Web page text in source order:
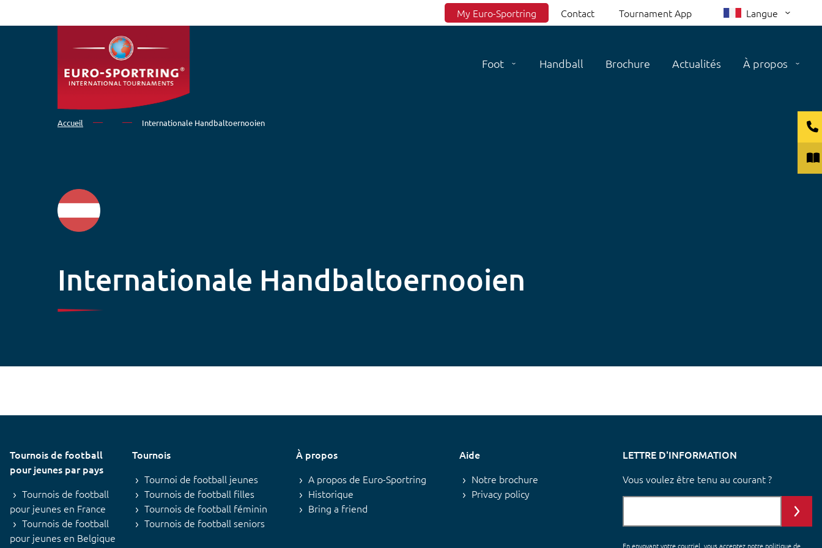
Top menu
My Euro-Sportring Contact Tournament App Langue
Foot Handball Brochure Actualités À propos
Accueil Internationale Handbaltoernooien
Internationale Handbaltoernooien
Tournois de football
pour jeunes par pays
Tournois de football
pour jeunes en France
Tournois de football
pour jeunes en Belgique
Tournois
Tournoi de football jeunes
Tournois de football filles
Tournois de football féminin
Tournois de football seniors
À propos
A propos de Euro-Sportring
Historique
Bring a friend
Aide
Notre brochure
Privacy policy
LETTRE D'INFORMATION
Vous voulez être tenu au courant ?
En envoyant votre courriel, vous acceptez notre politique de